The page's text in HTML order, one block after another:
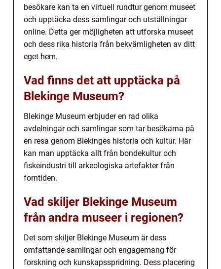
besökare kan ta en virtuell rundtur genom museet
och upptäcka dess samlingar och utställningar
online. Detta ger möjligheten att utforska museet
och dess rika historia från bekvämligheten av ditt
eget hem.
Vad finns det att upptäcka på
Blekinge Museum?
Blekinge Museum erbjuder en rad olika
avdelningar och samlingar som tar besökarna på
en resa genom Blekinges historia och kultur. Här
kan man upptäcka allt från bondekultur och
fiskeindustri till arkeologiska artefakter från
forntiden.
Vad skiljer Blekinge Museum
från andra museer i regionen?
Det som skiljer Blekinge Museum är dess
omfattande samlingar och engagemang för
forskning och kunskapsspridning. Dess placering